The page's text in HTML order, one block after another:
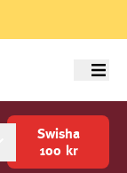
Meny
Swisha
100 kr